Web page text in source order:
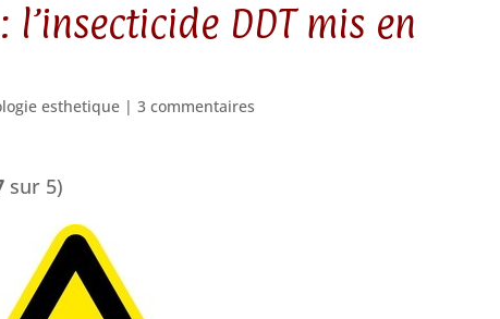
DDT mis en
esthetique |3 commentaires
sur 5)